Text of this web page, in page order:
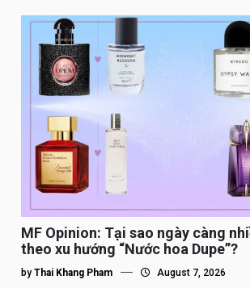
MF Opinion: Tại sao ngày càng
theo xu hướng “Nước hoa Dupe”?
by Thai Khang Pham August 7, 2026